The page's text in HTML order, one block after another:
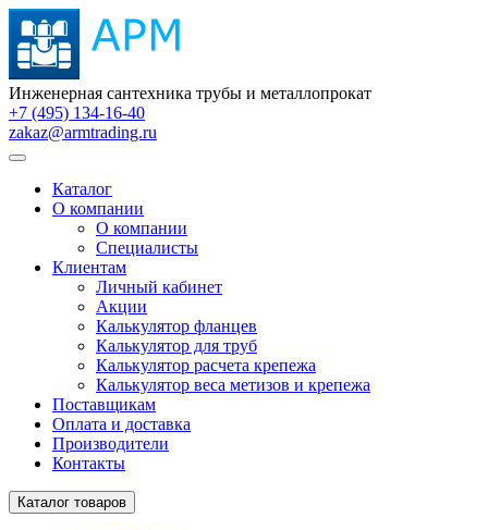
Инженерная сантехника трубы и металлопрокат
+7 (495) 134-16-40
zakaz@armtrading.ru
Каталог
О компании
О компании
Специалисты
Клиентам
Личный кабинет
Акции
Калькулятор фланцев
Калькулятор для труб
Калькулятор расчета крепежа
Калькулятор веса метизов и крепежа
Поставщикам
Оплата и доставка
Производители
Контакты
Каталог товаров